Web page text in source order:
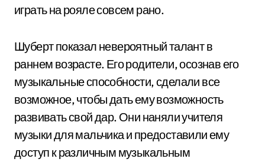
играть на рояле совсем рано.
Шуберт показал невероятный талант в
раннем возрасте. Его родители, осознав его
музыкальные способности, сделали все
возможное, чтобы дать ему возможность
развивать свой дар. Они наняли учителя
музыки для мальчика и предоставили ему
доступ к различным музыкальным